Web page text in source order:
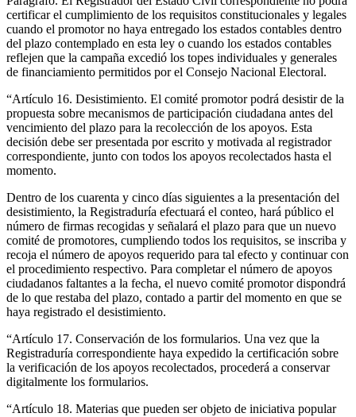
certificar el cumplimiento de los requisitos constitucionales y legales
cuando el promotor no haya entregado los estados contables dentro
del plazo contemplado en esta ley o cuando los estados contables
reflejen que la campaña excedió los topes individuales y generales
de financiamiento permitidos por el Consejo Nacional Electoral.
“Artículo 16. Desistimiento. El comité promotor podrá desistir de la
propuesta sobre mecanismos de participación ciudadana antes del
vencimiento del plazo para la recolección de los apoyos. Esta
decisión debe ser presentada por escrito y motivada al registrador
correspondiente, junto con todos los apoyos recolectados hasta el
momento.
Dentro de los cuarenta y cinco días siguientes a la presentación del
desistimiento, la Registraduría efectuará el conteo, hará público el
número de firmas recogidas y señalará el plazo para que un nuevo
comité de promotores, cumpliendo todos los requisitos, se inscriba y
recoja el número de apoyos requerido para tal efecto y continuar con
el procedimiento respectivo. Para completar el número de apoyos
ciudadanos faltantes a la fecha, el nuevo comité promotor dispondrá
de lo que restaba del plazo, contado a partir del momento en que se
haya registrado el desistimiento.
“Artículo 17. Conservación de los formularios. Una vez que la
Registraduría correspondiente haya expedido la certificación sobre
la verificación de los apoyos recolectados, procederá a conservar
digitalmente los formularios.
“Artículo 18. Materias que pueden ser objeto de iniciativa popular